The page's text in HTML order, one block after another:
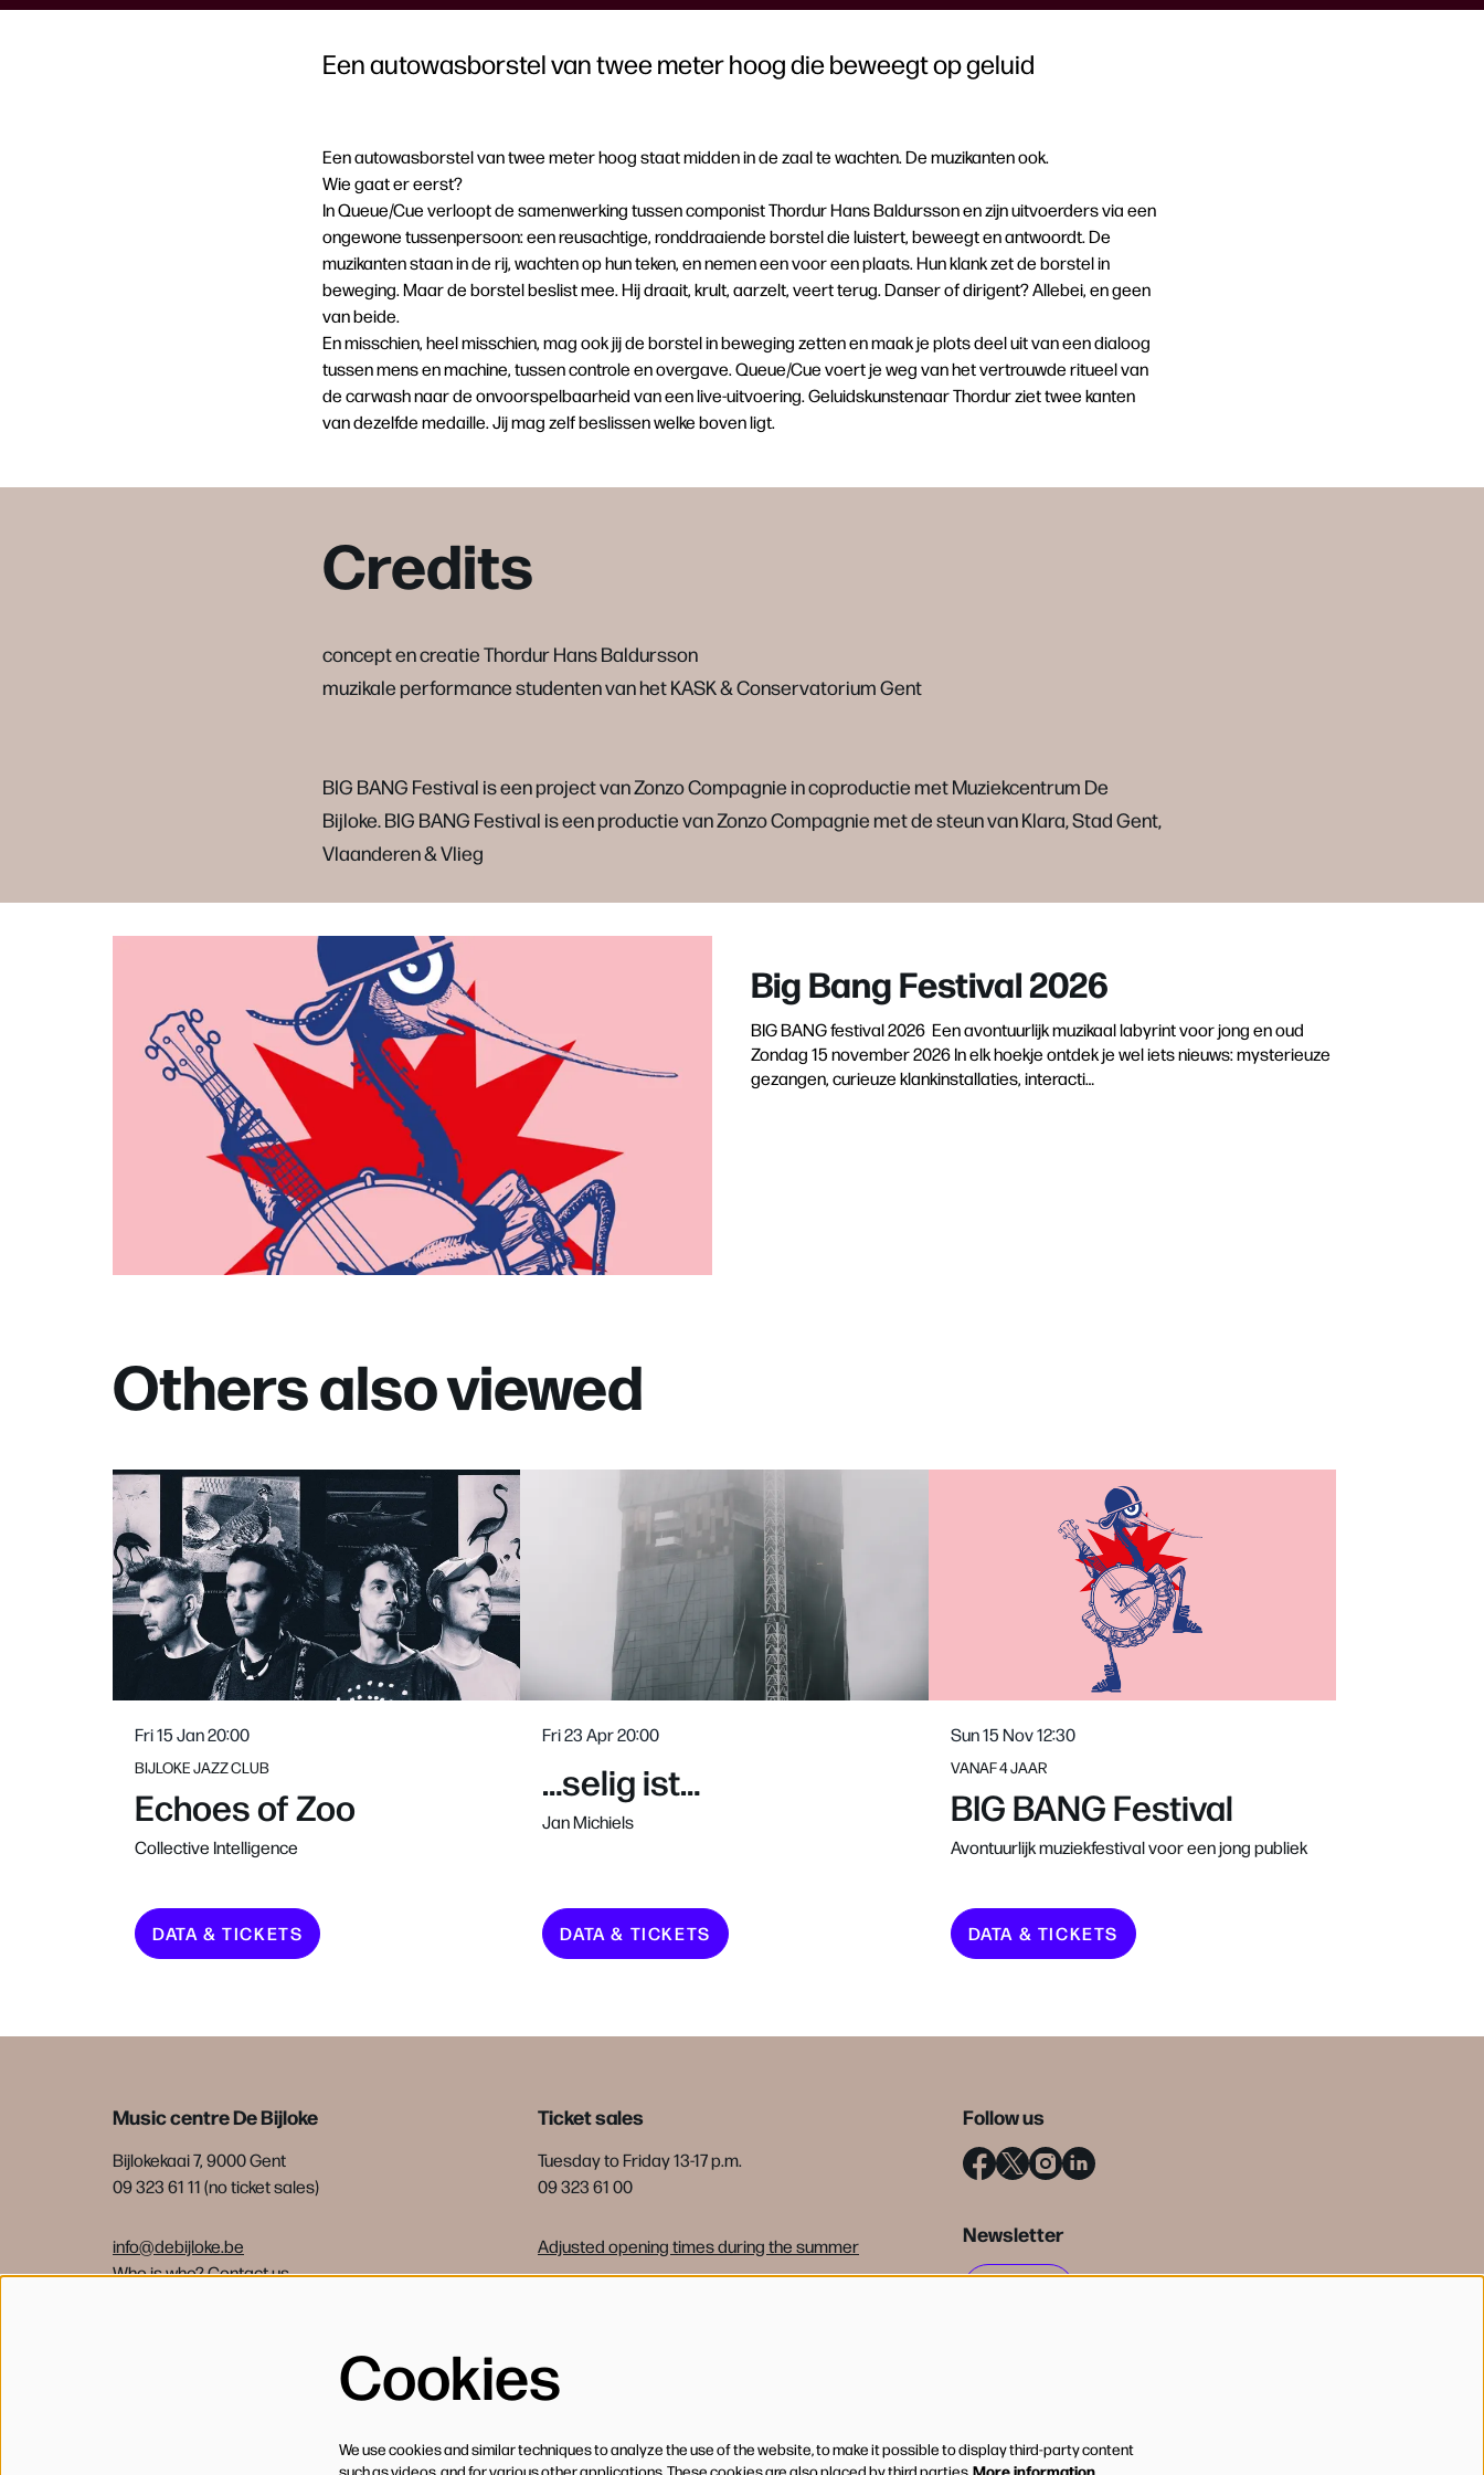
Een autowasborstel van twee meter hoog die beweegt op geluid
Een autowasborstel van twee meter hoog staat midden in de zaal te wachten. De muzikanten ook.
Wie gaat er eerst?
In Queue/Cue verloopt de samenwerking tussen componist Thordur Hans Baldursson en zijn uitvoerders via een
ongewone tussenpersoon: een reusachtige, ronddraaiende borstel die luistert, beweegt en antwoordt. De
muzikanten staan in de rij, wachten op hun teken, en nemen een voor een plaats. Hun klank zet de borstel in
beweging. Maar de borstel beslist mee. Hij draait, krult, aarzelt, veert terug. Danser of dirigent? Allebei, en geen
van beide.
En misschien, heel misschien, mag ook jij de borstel in beweging zetten en maak je plots deel uit van een dialoog
tussen mens en machine, tussen controle en overgave. Queue/Cue voert je weg van het vertrouwde ritueel van
de carwash naar de onvoorspelbaarheid van een live-uitvoering. Geluidskunstenaar Thordur ziet twee kanten
van dezelfde medaille. Jij mag zelf beslissen welke boven ligt.
Credits
concept en creatie Thordur Hans Baldursson
muzikale performance studenten van het KASK & Conservatorium Gent
BIG BANG Festival is een project van Zonzo Compagnie in coproductie met Muziekcentrum De
Bijloke. BIG BANG Festival is een productie van Zonzo Compagnie met de steun van Klara, Stad Gent,
Vlaanderen & Vlieg
Big Bang Festival 2026
BIG BANG festival 2026 Een avontuurlijk muzikaal labyrint voor jong en oud
Zondag 15 november 2026 In elk hoekje ontdek je wel iets nieuws: mysterieuze
gezangen, curieuze klankinstallaties, interacti…
Others also viewed
Echoes of Zoo
Collective Intelligence
BIJLOKE JAZZ CLUB
Fri 15 Jan20:00
DATA & TICKETS
…selig ist…
Jan Michiels
Fri 23 Apr20:00
DATA & TICKETS
BIG BANG Festival
Avontuurlijk muziekfestival voor een jong publiek
VANAF 4 JAAR
Sun 15 Nov12:30
DATA & TICKETS
Music centre De Bijloke
Bijlokekaai 7, 9000 Gent
09 323 61 11 (no ticket sales)
info@debijloke.be
Who is who?Contact us
Ticket sales
Tuesday to Friday 13-17 p.m.
09 323 61 00
Adjusted opening times during the summer
Follow us
Newsletter
Cookies
We use cookies and similar techniques to analyze the use of the website, to make it possible to display third-party content